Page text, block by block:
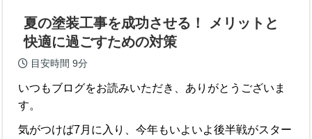
夏の塗装工事を成功させる！ メリットと
快適に過ごすための対策
目安時間9分
いつもブログをお読みいただき、ありがとうございま
す。
気がつけば7月に入り、今年もいよいよ後半戦がスター